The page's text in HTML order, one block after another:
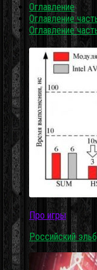
Оглавление
Оглавление
Оглавление
Про игры
Российский